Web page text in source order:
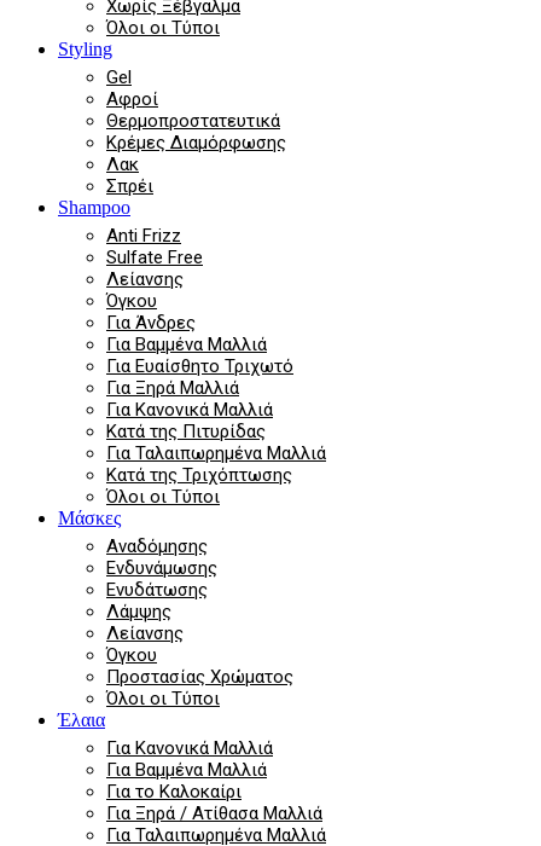
Χωρίς Ξέβγαλμα
Όλοι οι Τύποι
Styling
Gel
Αφροί
Θερμοπροστατευτικά
Κρέμες Διαμόρφωσης
Λακ
Σπρέι
Shampoo
Anti Frizz
Sulfate Free
Λείανσης
Όγκου
Για Άνδρες
Για Βαμμένα Μαλλιά
Για Ευαίσθητο Τριχωτό
Για Ξηρά Μαλλιά
Για Κανονικά Μαλλιά
Κατά της Πιτυρίδας
Για Ταλαιπωρημένα Μαλλιά
Κατά της Τριχόπτωσης
Όλοι οι Τύποι
Μάσκες
Αναδόμησης
Ενδυνάμωσης
Ενυδάτωσης
Λάμψης
Λείανσης
Όγκου
Προστασίας Χρώματος
Όλοι οι Τύποι
Έλαια
Για Κανονικά Μαλλιά
Για Βαμμένα Μαλλιά
Για το Καλοκαίρι
Για Ξηρά / Ατίθασα Μαλλιά
Για Ταλαιπωρημένα Μαλλιά